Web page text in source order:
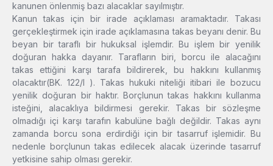
kanunen önlenmiş bazı alacaklar sayılmıştır.
Kanun takas için bir irade açıklaması aramaktadır. Takası
gerçekleştirmek için irade açıklamasına takas beyanı denir. Bu
beyan bir taraflı bir hukuksal işlemdir. Bu işlem bir yenilik
doğuran hakka dayanır. Tarafların biri, borcu ile alacağını
takas ettiğini karşı tarafa bildirerek, bu hakkını kullanmış
olacaktır(BK. 122/I ). Takas hukuki niteliği itibari ile bozucu
yenilik doğuran bir haktır. Borçlunun takas hakkını kullanma
isteğini, alacaklıya bildirmesi gerekir. Takas bir sözleşme
olmadığı içi karşı tarafın kabulüne bağlı değildir. Takas aynı
zamanda borcu sona erdirdiği için bir tasarruf işlemidir. Bu
nedenle borçlunun takas edilecek alacak üzerinde tasarruf
yetkisine sahip olması gerekir.